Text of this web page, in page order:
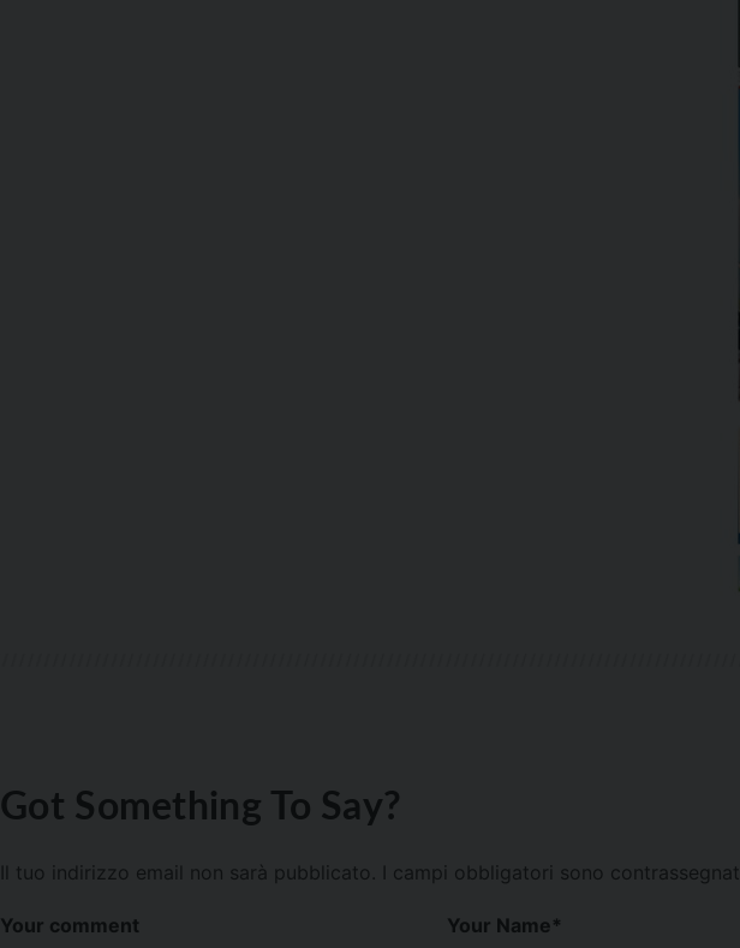
Got Something To Say?
Il tuo indirizzo email non sarà pubblicato. I campi obbligatori sono contrassegnati
Your comment Your Name*